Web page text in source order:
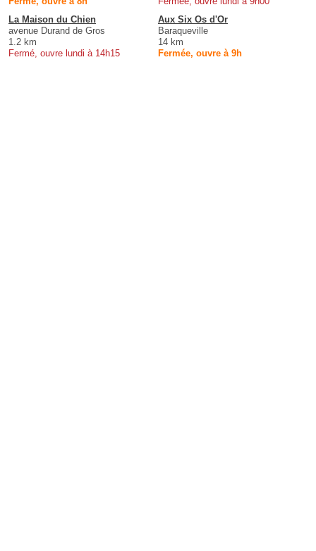
La Maison du Chien
avenue Durand de Gros
1.2 km
Fermé, ouvre lundi à 14h15
Aux Six Os d'Or
Baraqueville
14 km
Fermée, ouvre à 9h